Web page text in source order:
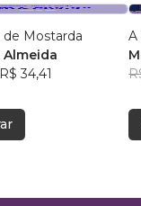
de Mostarda
Almeida
R$ 34,41
A